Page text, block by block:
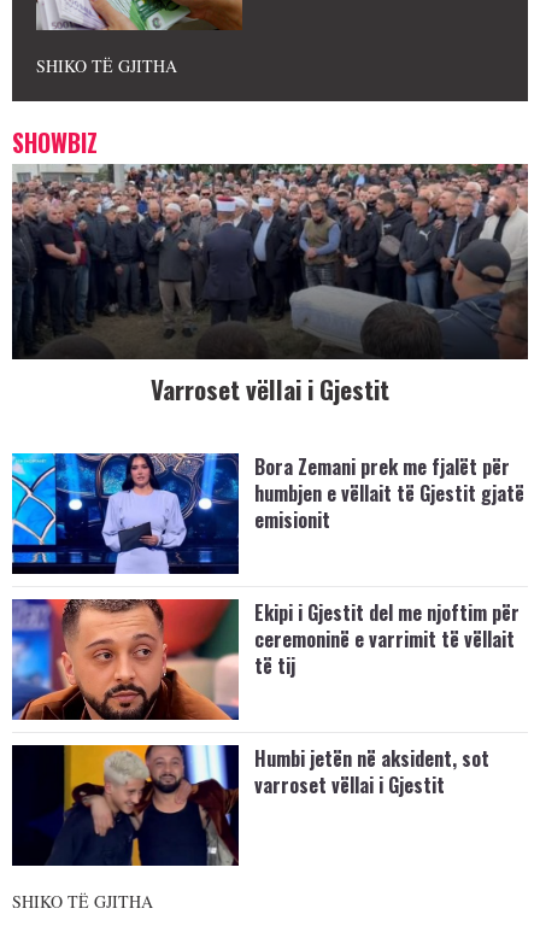
SHIKO TË GJITHA
SHOWBIZ
Varroset vëllai i Gjestit
Bora Zemani prek me fjalët për
humbjen e vëllait të Gjestit gjatë
emisionit
Ekipi i Gjestit del me njoftim për
ceremoninë e varrimit të vëllait
të tij
Humbi jetën në aksident, sot
varroset vëllai i Gjestit
SHIKO TË GJITHA